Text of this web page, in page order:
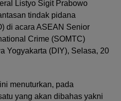
Listyo Sigit Prabowo
tindak pidana
di acara ASEAN Senior
Crime (SOMTC)
Yogyakarta (DIY), Selasa, 20
menuturkan, pada
yang akan dibahas yakni